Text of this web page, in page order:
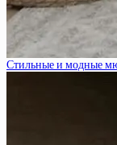
Стильные и модные